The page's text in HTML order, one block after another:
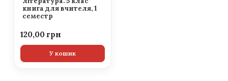
книга для вчителя, 1
семестр
120,00
У кошик